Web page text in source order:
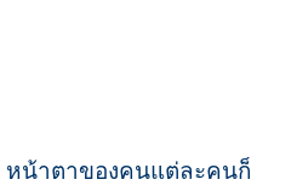
หน้าตาของคนแต่ละคนก็